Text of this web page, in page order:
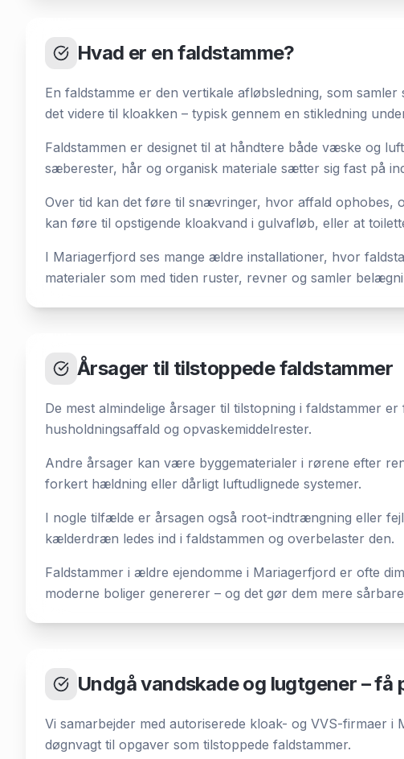
Hvad er en faldstamme?
En faldstamme er den vertikale afløbsledning, som
det videre til kloakken – typisk gennem en stikledning
Faldstammen er designet til at håndtere både væske og
sæberester, hår og organisk materiale sætter sig fast på
Over tid kan det føre til snævringer, hvor affald ophobes,
kan føre til opstigende kloakvand i gulvafløb, eller at
I Mariagerfjord ses mange ældre installationer, hvor
materialer som med tiden ruster, revner og samler
Årsager til tilstoppede faldstammer
De mest almindelige årsager til tilstopning i faldstammer
husholdningsaffald og opvaskemiddelrester.
Andre årsager kan være byggematerialer i rørene efter
forkert hældning eller dårligt luftudlignede systemer.
I nogle tilfælde er årsagen også root-indtrængning eller
kælderdræn ledes ind i faldstammen og overbelaster den.
Faldstammer i ældre ejendomme i Mariagerfjord er ofte
moderne boliger genererer – og det gør dem mere
Undgå vandskade og lugtgener –
Vi samarbejder med autoriserede kloak- og VVS-firmaer i
døgnvagt til opgaver som tilstoppede faldstammer.